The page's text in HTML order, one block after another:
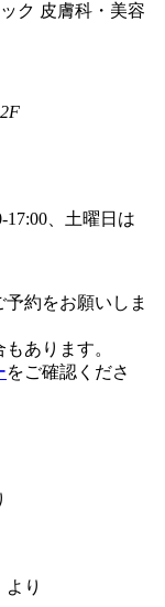
ク 皮膚科・美容
約をお願いしま
あります。
をご確認くださ
り